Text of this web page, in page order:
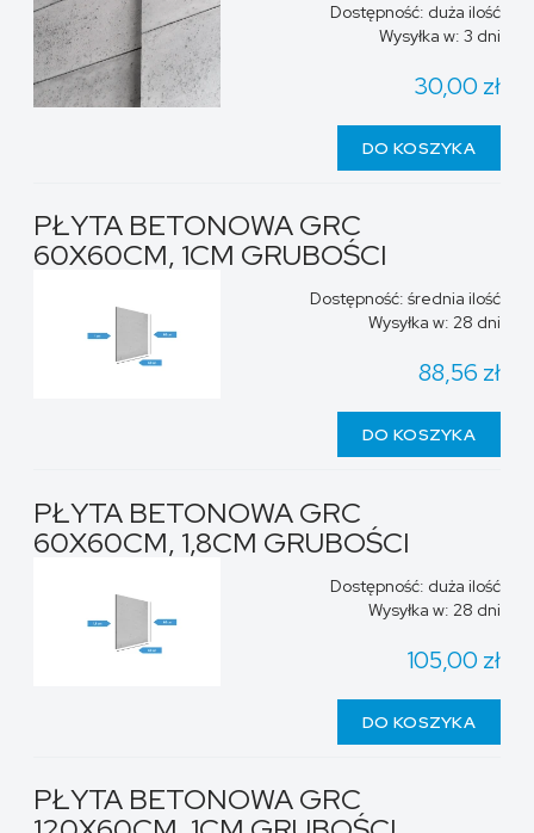
Dostępność: duża ilość
Wysyłka w: 3 dni
30,00 zł
DO KOSZYKA
PŁYTA BETONOWA GRC
60X60CM, 1CM GRUBOŚCI
Dostępność: średnia ilość
Wysyłka w: 28 dni
88,56 zł
DO KOSZYKA
PŁYTA BETONOWA GRC
60X60CM, 1,8CM GRUBOŚCI
Dostępność: duża ilość
Wysyłka w: 28 dni
105,00 zł
DO KOSZYKA
PŁYTA BETONOWA GRC